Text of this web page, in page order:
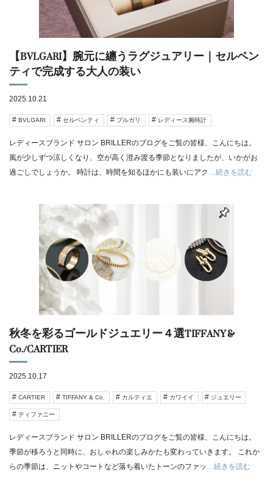
【BVLGARI】腕元に纏うラグジュアリー｜セルペン
ティで完成する大人の装い
2025.10.21
BVLGARI セルペンティ ブルガリ レディース腕時計
レディースブランド サロン BRILLERのブログをご覧の皆様、こんにちは。
風が少しずつ涼しくなり、空が高く澄み渡る季節となりましたが、いかがお
過ごしでしょうか。 時計は、時間を知るほかにも装いにアク …続きを読む
秋冬を彩るゴールドジュエリー４選TIFFANY &
Co./CARTIER
2025.10.17
CARTIER TIFFANY & Co. カルティエ カワイイ ジュエリー
ティファニー
レディースブランド サロン BRILLERのブログをご覧の皆様、こんにちは。
季節が移ろうと同時に、おしゃれの楽しみかたも変わっていきます。 これか
らの季節は、ニットやコートなど落ち着いたトーンのファッ
…続きを読む